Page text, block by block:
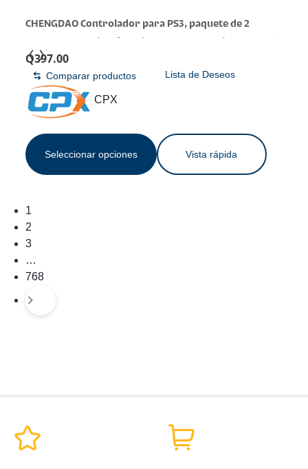
Comparar productos Lista de Deseos
CHENGDAO Controlador para PS3, paquete de 2
con doble virbración de alto rendimiento, control de
movimiento, cable de carga USB (calavera +
Q397.00
CPX
Seleccionar opciones Vista rápida
1
2
3
…
768